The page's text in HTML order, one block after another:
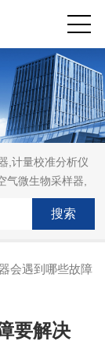
,计量校准分析仪
气微生物采样器,
会遇到哪些故障
要解决